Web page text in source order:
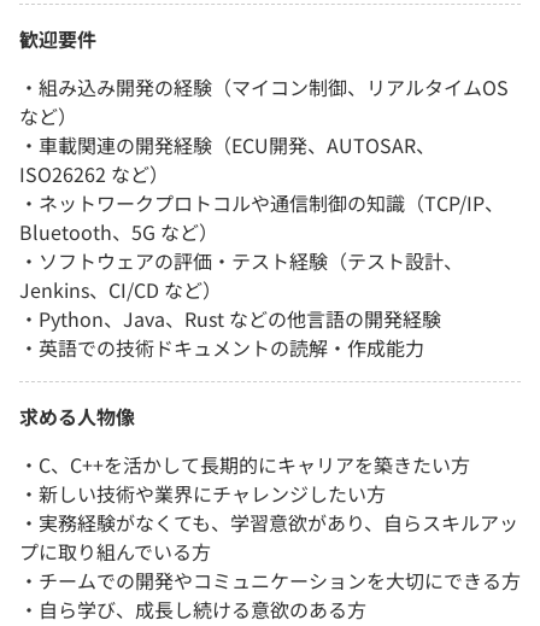
歓迎要件
・組み込み開発の経験（マイコン制御、リアルタイムOS
など）
・車載関連の開発経験（ECU開発、AUTOSAR、
ISO26262 など）
・ネットワークプロトコルや通信制御の知識（TCP/IP、
Bluetooth、5G など）
・ソフトウェアの評価・テスト経験（テスト設計、
Jenkins、CI/CD など）
・Python、Java、Rust などの他言語の開発経験
・英語での技術ドキュメントの読解・作成能力
求める人物像
・C、C++を活かして長期的にキャリアを築きたい方
・新しい技術や業界にチャレンジしたい方
・実務経験がなくても、学習意欲があり、自らスキルアッ
プに取り組んでいる方
・チームでの開発やコミュニケーションを大切にできる方
・自ら学び、成長し続ける意欲のある方